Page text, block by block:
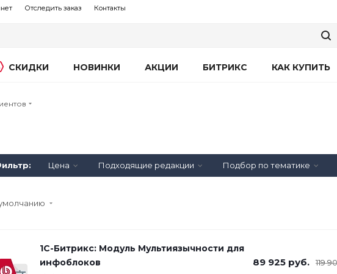
Отследить заказ Контакты
СКИДКИ НОВИНКИ АКЦИИ БИТРИКС КАК КУПИТЬ
Цена Подходящие редакции Подбор по тематике
1С-Битрикс: Модуль Мультиязычности для
инфоблоков
89 925 руб. 119